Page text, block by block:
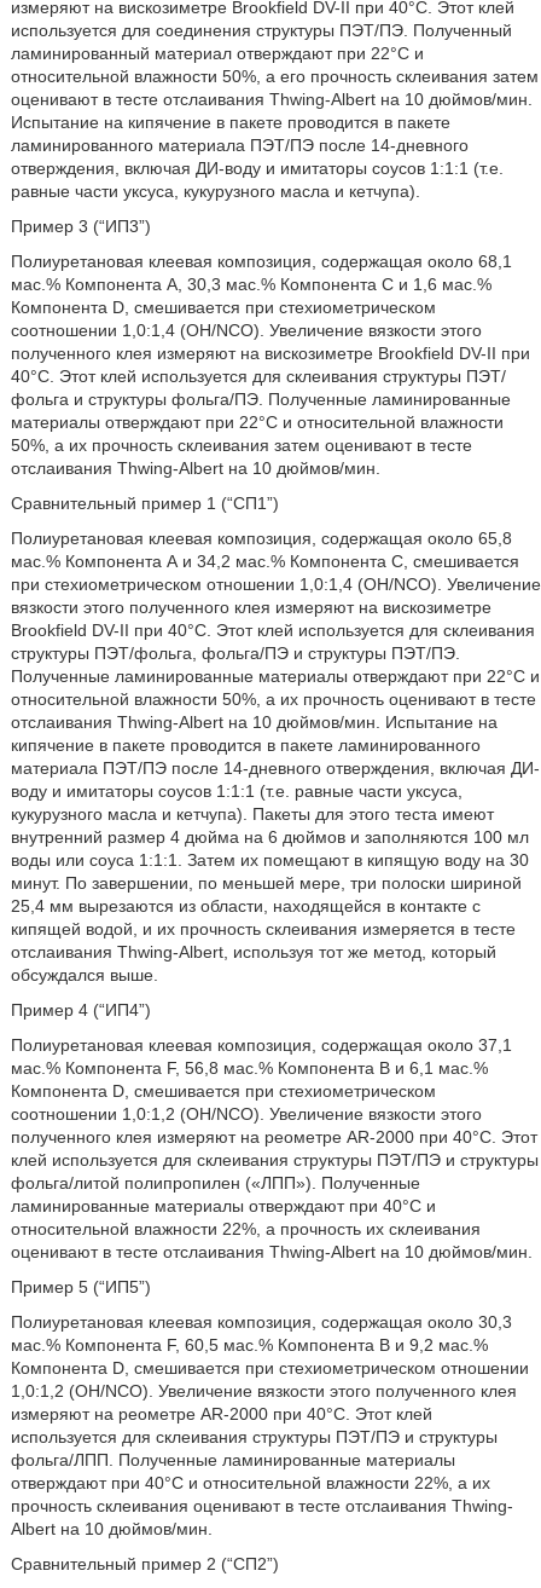
измеряют на вискозиметре Brookfield DV-II при 40°C. Этот клей
используется для соединения структуры ПЭТ/ПЭ. Полученный
ламинированный материал отверждают при 22°С и
относительной влажности 50%, а его прочность склеивания затем
оценивают в тесте отслаивания Thwing-Albert на 10 дюймов/мин.
Испытание на кипячение в пакете проводится в пакете
ламинированного материала ПЭТ/ПЭ после 14-дневного
отверждения, включая ДИ-воду и имитаторы соусов 1:1:1 (т.е.
равные части уксуса, кукурузного масла и кетчупа).
Пример 3 (“ИП3”)
Полиуретановая клеевая композиция, содержащая около 68,1
мас.% Компонента А, 30,3 мас.% Компонента С и 1,6 мас.%
Компонента D, смешивается при стехиометрическом
соотношении 1,0:1,4 (OH/NCO). Увеличение вязкости этого
полученного клея измеряют на вискозиметре Brookfield DV-II при
40°C. Этот клей используется для склеивания структуры ПЭТ/
фольга и структуры фольга/ПЭ. Полученные ламинированные
материалы отверждают при 22°С и относительной влажности
50%, а их прочность склеивания затем оценивают в тесте
отслаивания Thwing-Albert на 10 дюймов/мин.
Сравнительный пример 1 (“СП1”)
Полиуретановая клеевая композиция, содержащая около 65,8
мас.% Компонента А и 34,2 мас.% Компонента С, смешивается
при стехиометрическом отношении 1,0:1,4 (OH/NCO). Увеличение
вязкости этого полученного клея измеряют на вискозиметре
Brookfield DV-II при 40°C. Этот клей используется для склеивания
структуры ПЭТ/фольга, фольга/ПЭ и структуры ПЭТ/ПЭ.
Полученные ламинированные материалы отверждают при 22°С и
относительной влажности 50%, а их прочность оценивают в тесте
отслаивания Thwing-Albert на 10 дюймов/мин. Испытание на
кипячение в пакете проводится в пакете ламинированного
материала ПЭТ/ПЭ после 14-дневного отверждения, включая ДИ-
воду и имитаторы соусов 1:1:1 (т.е. равные части уксуса,
кукурузного масла и кетчупа). Пакеты для этого теста имеют
внутренний размер 4 дюйма на 6 дюймов и заполняются 100 мл
воды или соуса 1:1:1. Затем их помещают в кипящую воду на 30
минут. По завершении, по меньшей мере, три полоски шириной
25,4 мм вырезаются из области, находящейся в контакте с
кипящей водой, и их прочность склеивания измеряется в тесте
отслаивания Thwing-Albert, используя тот же метод, который
обсуждался выше.
Пример 4 (“ИП4”)
Полиуретановая клеевая композиция, содержащая около 37,1
мас.% Компонента F, 56,8 мас.% Компонента В и 6,1 мас.%
Компонента D, смешивается при стехиометрическом
соотношении 1,0:1,2 (OH/NCO). Увеличение вязкости этого
полученного клея измеряют на реометре AR-2000 при 40°C. Этот
клей используется для склеивания структуры ПЭТ/ПЭ и структуры
фольга/литой полипропилен («ЛПП»). Полученные
ламинированные материалы отверждают при 40°С и
относительной влажности 22%, а прочность их склеивания
оценивают в тесте отслаивания Thwing-Albert на 10 дюймов/мин.
Пример 5 (“ИП5”)
Полиуретановая клеевая композиция, содержащая около 30,3
мас.% Компонента F, 60,5 мас.% Компонента В и 9,2 мас.%
Компонента D, смешивается при стехиометрическом отношении
1,0:1,2 (OH/NCO). Увеличение вязкости этого полученного клея
измеряют на реометре AR-2000 при 40°C. Этот клей
используется для склеивания структуры ПЭТ/ПЭ и структуры
фольга/ЛПП. Полученные ламинированные материалы
отверждают при 40°С и относительной влажности 22%, а их
прочность склеивания оценивают в тесте отслаивания Thwing-
Albert на 10 дюймов/мин.
Сравнительный пример 2 (“СП2”)